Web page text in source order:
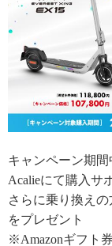
キャンペーン期
Acalieにて購入サ
さらに乗り換え
をプレゼント
※Amazonギフト